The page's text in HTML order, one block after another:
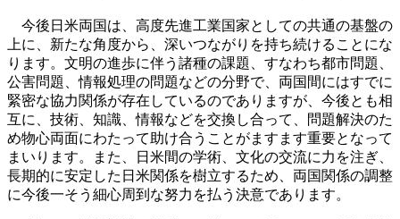
今後日米両国は、高度先進工業国家としての共通の基盤の
上に、新たな角度から、深いつながりを持ち続けることにな
ります。文明の進歩に伴う諸種の課題、すなわち都市問題、
公害問題、情報処理の問題などの分野で、両国間にはすでに
緊密な協力関係が存在しているのでありますが、今後とも相
互に、技術、知識、情報などを交換し合って、問題解決のた
め物心両面にわたって助け合うことがますます重要となって
まいります。また、日米間の学術、文化の交流に力を注ぎ、
長期的に安定した日米関係を樹立するため、両国関係の調整
に今後一そう細心周到な努力を払う決意であります。